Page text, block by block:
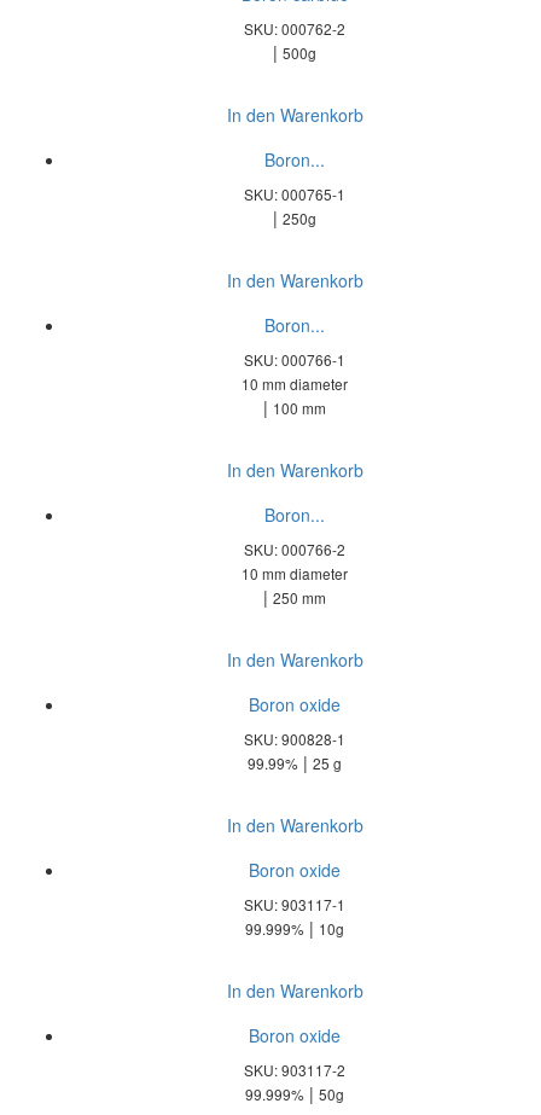
SKU: 000762-2
| 500g
In den Warenkorb
Boron...
SKU: 000765-1
| 250g
In den Warenkorb
Boron...
SKU: 000766-1
10 mm diameter
| 100 mm
In den Warenkorb
Boron...
SKU: 000766-2
10 mm diameter
| 250 mm
In den Warenkorb
Boron oxide
SKU: 900828-1
99.99% | 25 g
In den Warenkorb
Boron oxide
SKU: 903117-1
99.999% | 10g
In den Warenkorb
Boron oxide
SKU: 903117-2
99.999% | 50g